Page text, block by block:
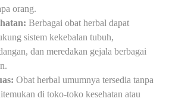
orang.
Berbagai obat herbal dapat
sistem kekebalan tubuh,
dan meredakan gejala berbagai
Obat herbal umumnya tersedia tanpa
di toko-toko kesehatan atau